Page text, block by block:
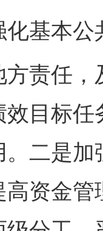
本公
任，
目标
二是
高资金